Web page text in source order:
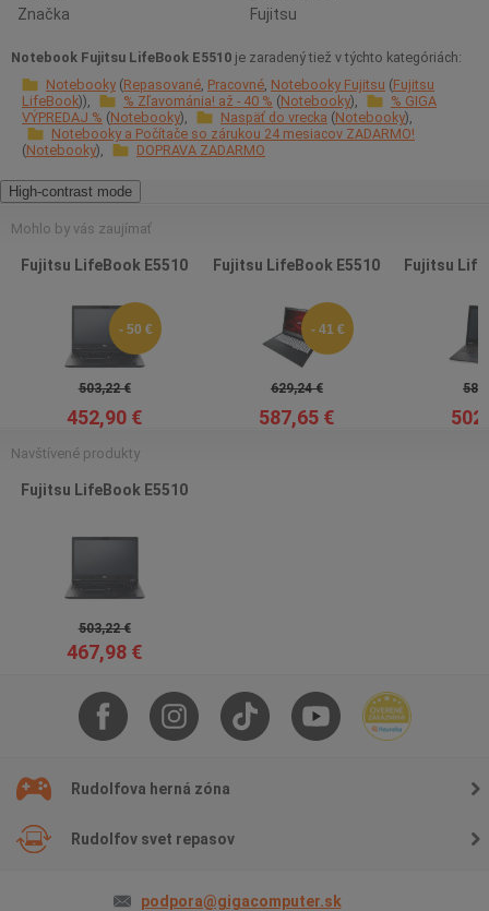
Značka
Fujitsu
Notebook Fujitsu LifeBook E5510 je zaradený tiež v týchto kategóriách:
Notebooky Repasované Pracovné Notebooky Fujitsu Fujitsu
LifeBook
% Zľavománia! až - 40 % Notebooky
% GIGA
VÝPREDAJ % Notebooky Naspäť do vrecka Notebooky
Notebooky a Počítače so zárukou 24 mesiacov ZADARMO!
Notebooky
DOPRAVA ZADARMO
High-contrast mode
Mohlo by vás zaujímať
Fujitsu LifeBook E5510
- 50 €
503,22 €
452,90 €
Fujitsu LifeBook E5510
- 41 €
629,24 €
587,65 €
Fujitsu
Navštívené produkty
Fujitsu LifeBook E5510
503,22 €
467,98 €
Rudolfova herná zóna
Rudolfov svet repasov
podpora@gigacomputer.sk